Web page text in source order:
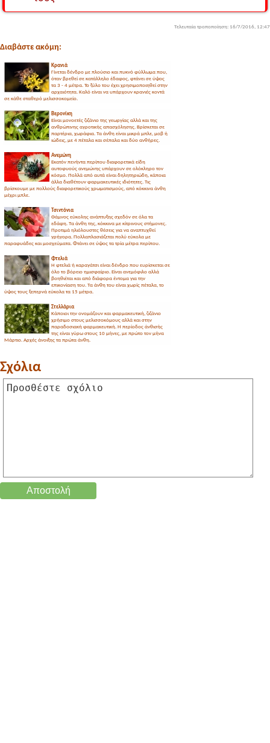
Τελευταία τροποποίηση: 16/7/2016, 12:47
Διαβάστε ακόμη:
Κρανιά
Γίνεται δένδρο με πλούσιο και πυκνό φύλλωμα που,
όταν βρεθεί σε κατάλληλο έδαφος, φτάνει σε ύψος
τα 3 - 4 μέτρα. Το ξύλο του έχει χρησιμοποιηθεί στην
αρχαιότητα. Καλό είναι να υπάρχουν κρανιές κοντά
σε κάθε σταθερό μελισσοκομείο.
Βερονίκη
Είναι μονοετές ζιζάνιο της γεωργίας αλλά και της
ανθρώπινης αγροτικής απασχόλησης. Βρίσκεται σε
παρτέρια, χωράφια. Τα άνθη είναι μικρά μπλε, μοβ ή
ιώδεις, με 4 πέταλα και σέπαλα και δύο ανθήρες.
Ανεμώνη
Εκατόν πενήντα περίπου διαφορετικά είδη
αυτοφυούς ανεμώνης υπάρχουν σε ολόκληρο τον
κόσμο. Πολλά από αυτά είναι δηλητηριώδη, κάποια
άλλα διαθέτουν φαρμακευτικές ιδιότητες. Τις
βρίσκουμε με πολλούς διαφορετικούς χρωματισμούς, από κόκκινα άνθη
μέχρι μπλε.
Τσιντόνια
Θάμνος εύκολης ανάπτυξης σχεδόν σε όλα τα
εδάφη. Τα άνθη της, κόκκινα με κίτρινους στήμονες.
Προτιμά ηλιόλουστες θέσεις για να αναπτυχθεί
γρήγορα. Πολλαπλασιάζεται πολύ εύκολα με
παραφυάδες και μοσχεύματα. Φτάνει σε ύψος τα τρία μέτρα περίπου.
Φτελιά
Η φτελιά ή καραγάτσι είναι δένδρο που ευρίσκεται σε
όλο το βόρειο ημισφαίριο. Είναι ανεμόφιλο αλλά
βοηθιέται και από διάφορα έντομα για την
επικονίαση του. Τα άνθη του είναι χωρίς πέταλα, το
ύψος τους ξεπερνά εύκολα τα 15 μέτρα.
Στελλάρια
Κάποιοι την ονομάζουν και φαρμακευτική, ζιζάνιο
χρήσιμο στους μελισσοκόμους αλλά και στην
παραδοσιακή φαρμακευτική. Η περίοδος άνθισής
της είναι γύρω στους 10 μήνες, με πρώτο τον μήνα
Μάρτιο. Αρχές άνοιξης τα πρώτα άνθη.
Σχόλια